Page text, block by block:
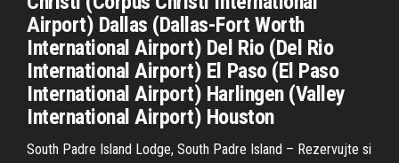
Airport) Dallas (Dallas-Fort Worth
International Airport) Del Rio (Del Rio
International Airport) El Paso (El Paso
International Airport) Harlingen (Valley
International Airport) Houston
South Padre Island Lodge, South Padre Island – Rezervujte si